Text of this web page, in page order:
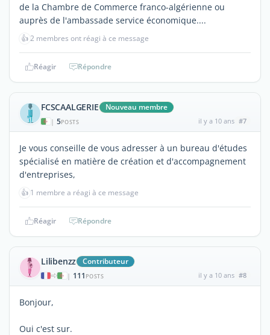
de la Chambre de Commerce franco-algérienne ou
auprès de l'ambassade service économique....
👍2 membres ont réagi à ce message
Réagir Répondre
FCSCAALGERIE Nouveau membre
| 5POSTS il y a 10 ans #7
Je vous conseille de vous adresser à un bureau d'études
spécialisé en matière de création et d'accompagnement
d'entreprises,
👍 1 membre a réagi à ce message
Réagir Répondre
Lilibenzz Contributeur
| 111 POSTS il y a 10 ans #8
Bonjour,
Oui c'est sur.